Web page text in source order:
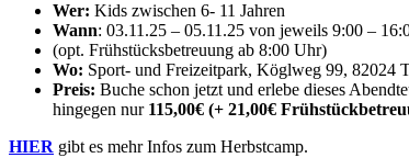
Wer: Kids zwischen 6- 11 Jahren
Wann: 03.11.25 – 05.11.25 von jeweils 9:00 –
(opt. Frühstücksbetreuung ab 8:00 Uhr)
Wo: Sport- und Freizeitpark, Köglweg 99, 82024
Preis: Buche schon jetzt und erlebe dieses
hingegen nur 115,00€ (+ 21,00€
HIER gibt es mehr Infos zum Herbstcamp.